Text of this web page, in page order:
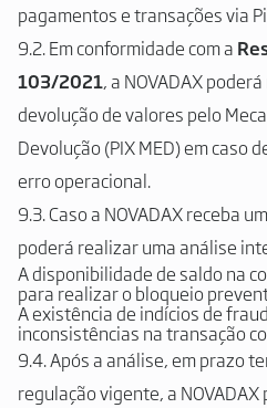
pagamentos e transações via
9.2. Em conformidade com a
103/2021, a NOVADAX
devolução de valores pelo
Devolução (PIX MED) em caso
erro operacional.
9.3. Caso a NOVADAX receba
poderá realizar uma análise
A disponibilidade de saldo na
para realizar o bloqueio
A existência de indícios de
inconsistências na transação
9.4. Após a análise, em prazo
regulação vigente, a